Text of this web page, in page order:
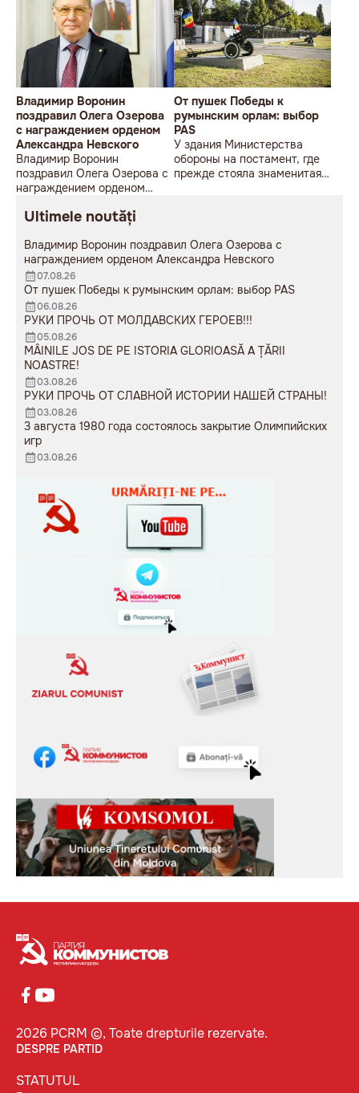
Владимир Воронин
поздравил Олега Озерова
с награждением орденом
Александра Невского
Владимир Воронин
поздравил Олега Озерова с
награждением орденом
От пушек Победы к
румынским орлам: выбор
PAS
У здания Министерства
обороны на постамент, где
прежде стояла знаменитая
Ultimele noutăți
Владимир Воронин поздравил Олега Озерова с
награждением орденом Александра Невского
07.08.26
От пушек Победы к румынским орлам: выбор PAS
06.08.26
РУКИ ПРОЧЬ ОТ МОЛДАВСКИХ ГЕРОЕВ!!!
05.08.26
MÂINILE JOS DE PE ISTORIA GLORIOASĂ A ȚĂRII
NOASTRE!
03.08.26
РУКИ ПРОЧЬ ОТ СЛАВНОЙ ИСТОРИИ НАШЕЙ СТРАНЫ!
03.08.26
3 августа 1980 года состоялось закрытие Олимпийских
игр
03.08.26
2026 PCRM ©, Toate drepturile rezervate.
DESPRE PARTID
STATUTUL